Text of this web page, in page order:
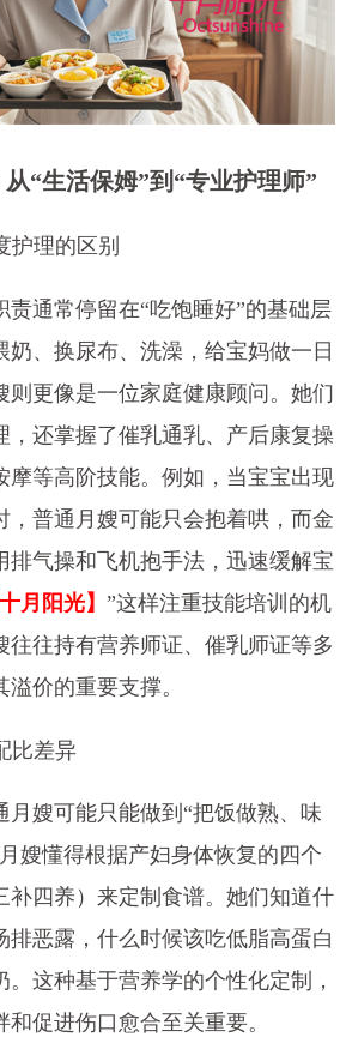
“生活保姆”到“专业护理师”
护理的区别
责通常停留在“吃饱睡好”的基础层
奶、换尿布、洗澡，给宝妈做一日
则更像是一位家庭健康顾问。她们
，还掌握了催乳通乳、产后康复操
摩等高阶技能。例如，当宝宝出现
，普通月嫂可能只会抱着哄，而金
排气操和飞机抱手法，迅速缓解宝
月阳光】 ”这样注重技能培训的机
往往持有营养师证、催乳师证等多
价的重要支撑。
比差异
月嫂可能只能做到“把饭做熟、味
嫂懂得根据产妇身体恢复的四个
补四养）来定制食谱。她们知道什
排恶露，什么时候该吃低脂高蛋白
这种基于营养学的个性化定制，
促进伤口愈合至关重要。